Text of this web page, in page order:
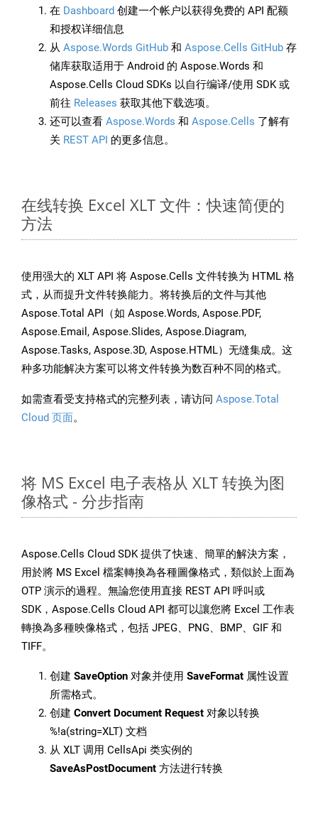
在 Dashboard 创建一个帐户以获得免费的 API 配额
和授权详细信息
从 Aspose.Words GitHub 和 Aspose.Cells GitHub 存
储库获取适用于 Android 的 Aspose.Words 和
Aspose.Cells Cloud SDKs 以自行编译/使用 SDK 或
前往 Releases 获取其他下载选项。
还可以查看 Aspose.Words 和 Aspose.Cells 了解有
关 REST API 的更多信息。
在线转换 Excel XLT 文件：快速简便的
方法
使用强大的 XLT API 将 Aspose.Cells 文件转换为 HTML 格
式，从而提升文件转换能力。将转换后的文件与其他
Aspose.Total API（如 Aspose.Words, Aspose.PDF,
Aspose.Email, Aspose.Slides, Aspose.Diagram,
Aspose.Tasks, Aspose.3D, Aspose.HTML）无缝集成。这
种多功能解决方案可以将文件转换为数百种不同的格式。
如需查看受支持格式的完整列表，请访问 Aspose.Total
Cloud 页面。
将 MS Excel 电子表格从 XLT 转换为图
像格式 - 分步指南
Aspose.Cells Cloud SDK 提供了快速、簡單的解決方案，
用於將 MS Excel 檔案轉換為各種圖像格式，類似於上面為
OTP 演示的過程。無論您使用直接 REST API 呼叫或
SDK，Aspose.Cells Cloud API 都可以讓您將 Excel 工作表
轉換為多種映像格式，包括 JPEG、PNG、BMP、GIF 和
TIFF。
创建 SaveOption 对象并使用 SaveFormat 属性设置
所需格式。
创建 Convert Document Request 对象以转换
%!a(string=XLT) 文档
从 XLT 调用 CellsApi 类实例的
SaveAsPostDocument 方法进行转换